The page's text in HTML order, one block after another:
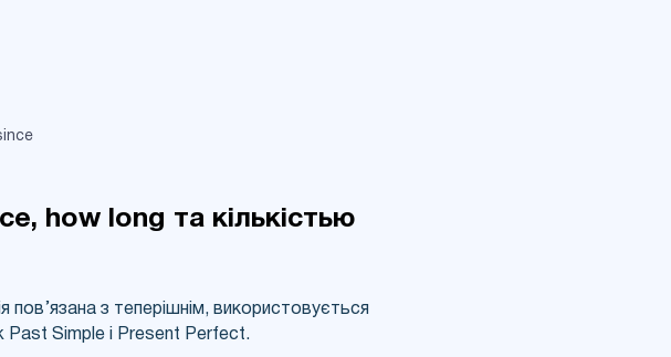
how long та кількістью
з теперішнім, використовується
Past Simple і Present Perfect.